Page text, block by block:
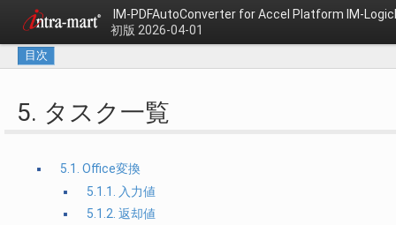
IM-PDFAutoConverter for Accel Platform IM-
初版 2026-04-01
目次
5. タスク一覧
5.1. Office変換
5.1.1. 入力値
5.1.2. 返却値